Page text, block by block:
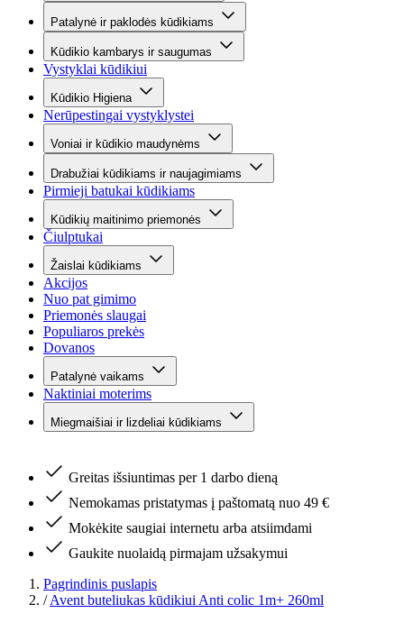
Patalynė ir paklodės kūdikiams
Kūdikio kambarys ir saugumas
Vystyklai kūdikiui
Kūdikio Higiena
Nerūpestingai vystyklystei
Voniai ir kūdikio maudynėms
Drabužiai kūdikiams ir naujagimiams
Pirmieji batukai kūdikiams
Kūdikių maitinimo priemonės
Čiulptukai
Žaislai kūdikiams
Akcijos
Nuo pat gimimo
Priemonės slaugai
Populiaros prekės
Dovanos
Patalynė vaikams
Naktiniai moterims
Miegmaišiai ir lizdeliai kūdikiams
Greitas išsiuntimas per 1 darbo dieną
Nemokamas pristatymas į paštomatą nuo 49 €
Mokėkite saugiai internetu arba atsiimdami
Gaukite nuolaidą pirmajam užsakymui
Pagrindinis puslapis
/ Avent buteliukas kūdikiui Anti colic 1m+ 260ml